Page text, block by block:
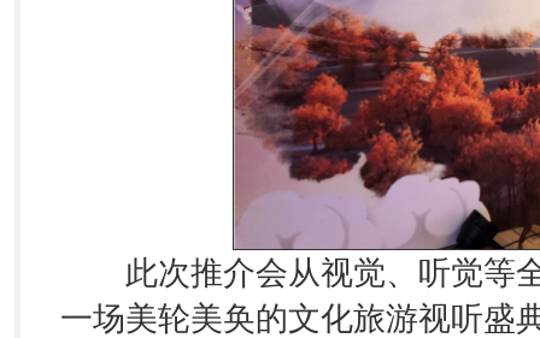
此次推介会从视觉、听觉等
一场美轮美奂的文化旅游视听盛